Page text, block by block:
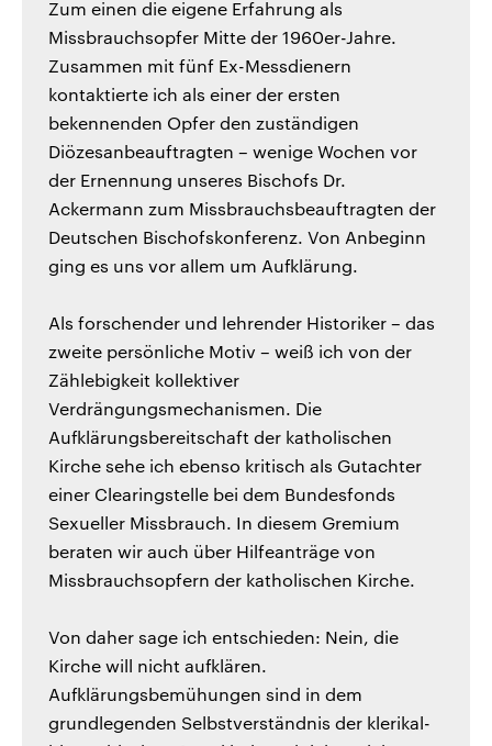
Zum einen die eigene Erfahrung als
Missbrauchsopfer Mitte der 1960er-Jahre.
Zusammen mit fünf Ex-Messdienern
kontaktierte ich als einer der ersten
bekennenden Opfer den zuständigen
Diözesanbeauftragten – wenige Wochen vor
der Ernennung unseres Bischofs Dr.
Ackermann zum Missbrauchsbeauftragten der
Deutschen Bischofskonferenz. Von Anbeginn
ging es uns vor allem um Aufklärung.
Als forschender und lehrender Historiker – das
zweite persönliche Motiv – weiß ich von der
Zählebigkeit kollektiver
Verdrängungsmechanismen. Die
Aufklärungsbereitschaft der katholischen
Kirche sehe ich ebenso kritisch als Gutachter
einer Clearingstelle bei dem Bundesfonds
Sexueller Missbrauch. In diesem Gremium
beraten wir auch über Hilfeanträge von
Missbrauchsopfern der katholischen Kirche.
Von daher sage ich entschieden: Nein, die
Kirche will nicht aufklären.
Aufklärungsbemühungen sind in dem
grundlegenden Selbstverständnis der klerikal-